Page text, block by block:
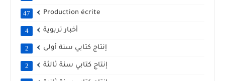
Production écrite
47
أخبار تربوية 4
إنتاج كتابي سنة أولى 2
إنتاج كتابي سنة ثالثة 2